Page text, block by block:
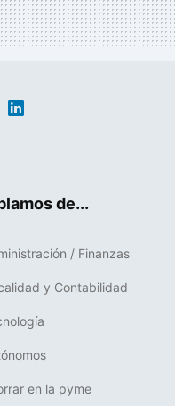
de...
/ Finanzas
y Contabilidad
en la pyme